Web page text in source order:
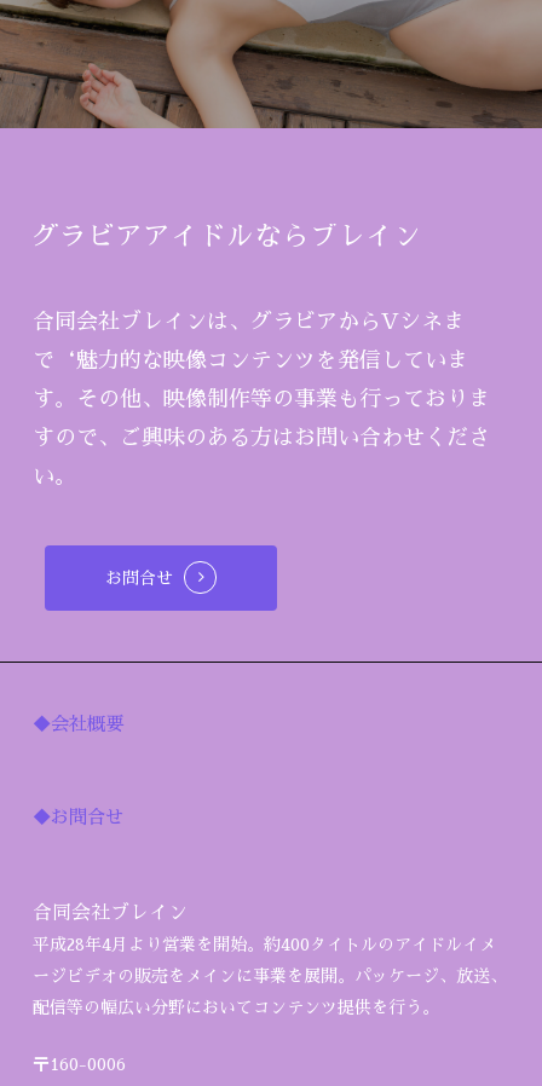
グラビアアイドルならブレイン
合同会社ブレインは、グラビアからVシネま
で‘魅力的な映像コンテンツを発信していま
す。その他、映像制作等の事業も行っておりま
すので、ご興味のある方はお問い合わせくださ
い。
お問合せ
◆会社概要
◆お問合せ
合同会社ブレイン
平成28年4月より営業を開始。約400タイトルのアイドルイメ
ージビデオの販売をメインに事業を展開。パッケージ、放送、
配信等の幅広い分野においてコンテンツ提供を行う。
〒160-0006